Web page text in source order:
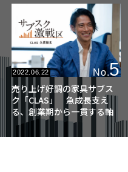
2022.06.22 No.5
売り上げ好調の家具サブス
ク「CLAS」 急成長支え
る、創業期から一貫する軸